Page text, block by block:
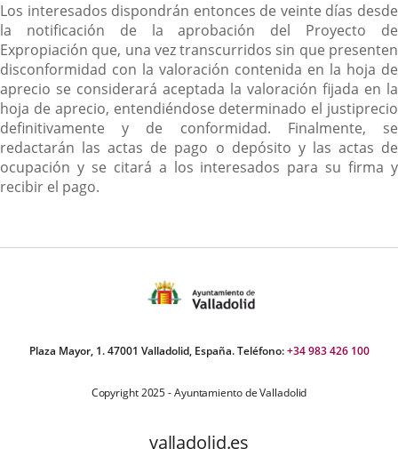
Los interesados dispondrán entonces de veinte días desde
la notificación de la aprobación del Proyecto de
Expropiación que, una vez transcurridos sin que presenten
disconformidad con la valoración contenida en la hoja de
aprecio se considerará aceptada la valoración fijada en la
hoja de aprecio, entendiéndose determinado el justiprecio
definitivamente y de conformidad. Finalmente, se
redactarán las actas de pago o depósito y las actas de
ocupación y se citará a los interesados para su firma y
recibir el pago.
Plaza Mayor, 1. 47001 Valladolid, España. Teléfono:+34 983 426 100
Copyright 2025 - Ayuntamiento de Valladolid
valladolid.es